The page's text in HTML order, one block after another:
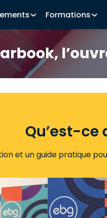
Formations
Qu’est-ce
et un guide pratique